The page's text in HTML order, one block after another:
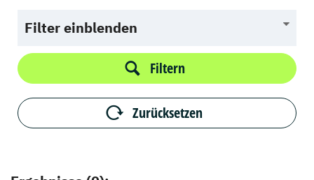
Filter einblenden
Filtern
Zurücksetzen